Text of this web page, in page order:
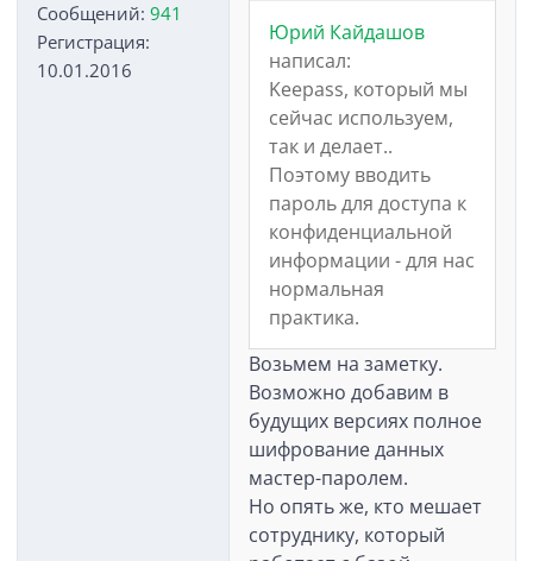
Сообщений: 941
Регистрация:
10.01.2016
Юрий Кайдашов
написал:
Keepass, который мы
сейчас используем,
так и делает..
Поэтому вводить
пароль для доступа к
конфиденциальной
информации - для нас
нормальная
практика.
Возьмем на заметку.
Возможно добавим в
будущих версиях полное
шифрование данных
мастер-паролем.
Но опять же, кто мешает
сотруднику, который